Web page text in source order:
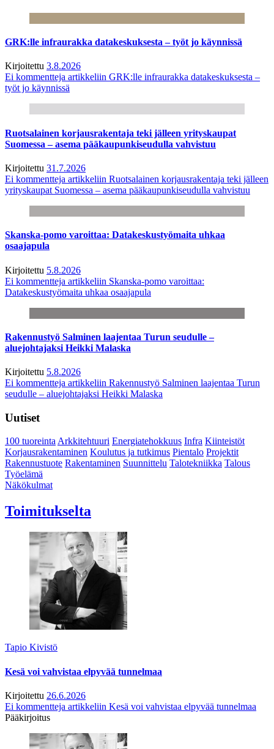
GRK:lle infraurakka datakeskuksesta – työt jo käynnissä
Kirjoitettu 3.8.2026
Ei kommentteja artikkeliin GRK:lle infraurakka datakeskuksesta –
työt jo käynnissä
Ruotsalainen korjausrakentaja teki jälleen yrityskaupat
Suomessa – asema pääkaupunkiseudulla vahvistuu
Kirjoitettu 31.7.2026
Ei kommentteja artikkeliin Ruotsalainen korjausrakentaja teki jälleen
yrityskaupat Suomessa – asema pääkaupunkiseudulla vahvistuu
Skanska-pomo varoittaa: Datakeskustyömaita uhkaa
osaajapula
Kirjoitettu 5.8.2026
Ei kommentteja artikkeliin Skanska-pomo varoittaa:
Datakeskustyömaita uhkaa osaajapula
Rakennustyö Salminen laajentaa Turun seudulle –
aluejohtajaksi Heikki Malaska
Kirjoitettu 5.8.2026
Ei kommentteja artikkeliin Rakennustyö Salminen laajentaa Turun
seudulle – aluejohtajaksi Heikki Malaska
Uutiset
100 tuoreintaArkkitehtuuri Energiatehokkuus Infra Kiinteistöt
Korjausrakentaminen Koulutus ja tutkimus Pientalo Projektit
Rakennustuote Rakentaminen Suunnittelu Talotekniikka Talous
Työelämä
Näkökulmat
Toimitukselta
Tapio Kivistö
Kesä voi vahvistaa elpyvää tunnelmaa
Kirjoitettu 26.6.2026
Ei kommentteja artikkeliin Kesä voi vahvistaa elpyvää tunnelmaa
Pääkirjoitus